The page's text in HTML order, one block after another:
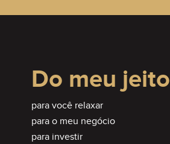
Do meu jeito
para você relaxar
para o meu negócio
para investir